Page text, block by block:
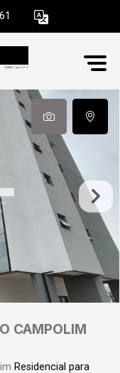
CAMPOLIM
Residencial para